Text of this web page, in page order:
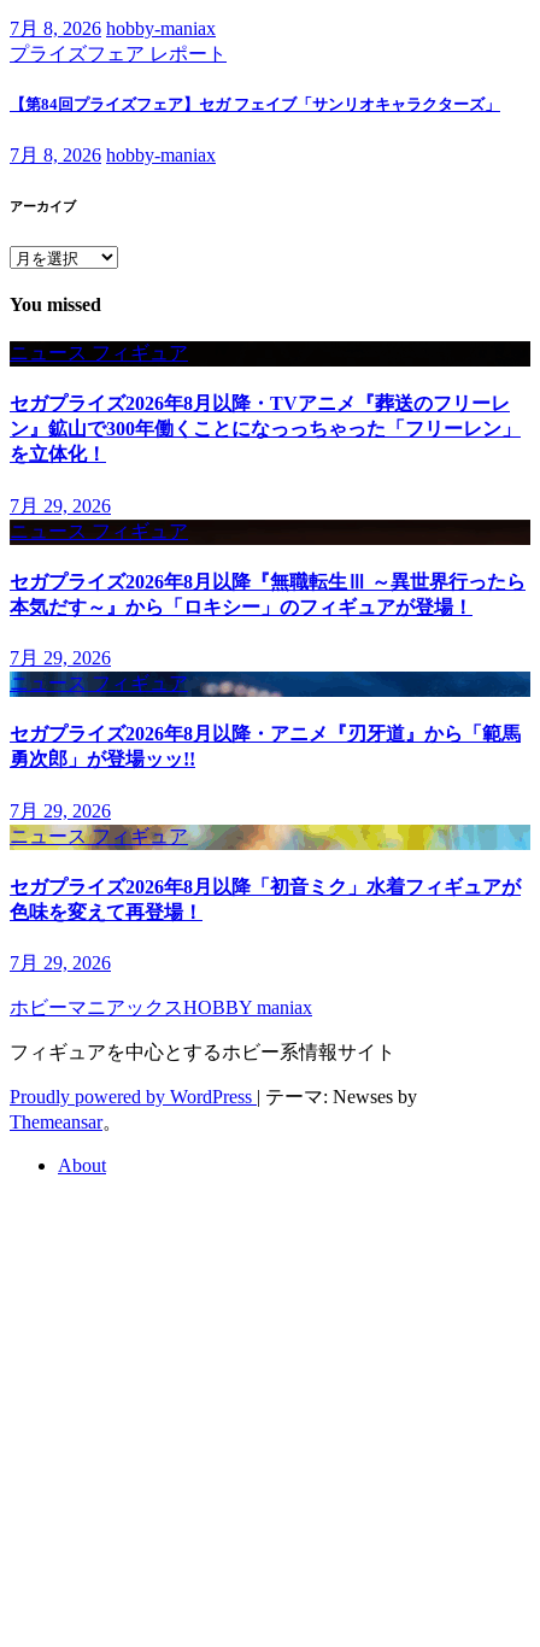
7月 8, 2026 hobby-maniax
プライズフェア レポート
【第84回プライズフェア】セガ フェイブ「サンリオキャラクターズ」
7月 8, 2026 hobby-maniax
アーカイブ
ア
カ
ブ
You missed
ニュース フィギュア
セガプライズ2026年8月以降・TVアニメ『葬送のフリーレ
ン』鉱山で300年働くことになっっちゃった「フリーレン」
を立体化！
7月 29, 2026
ニュース フィギュア
セガプライズ2026年8月以降『無職転生Ⅲ ～異世界行ったら
本気だす～』から「ロキシー」のフィギュアが登場！
7月 29, 2026
ニュース フィギュア
セガプライズ2026年8月以降・アニメ『刃牙道』から「範馬
勇次郎」が登場ッッ!!
7月 29, 2026
ニュースフィギュア
セガプライズ2026年8月以降「初音ミク」水着フィギュアが
色味を変えて再登場！
7月 29, 2026
ホビーマニアックスHOBBY maniax
フィギュアを中心とするホビー系情報サイト
Proudly powered by WordPress | テーマ: Newses by
Themeansar。
About